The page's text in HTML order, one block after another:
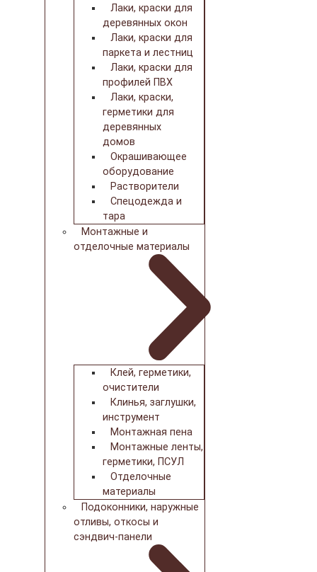
Лаки, краски для
деревянных окон
Лаки, краски для
паркета и лестниц
Лаки, краски для
профилей ПВХ
Лаки, краски,
герметики для
деревянных
домов
Окрашивающее
оборудование
Растворители
Спецодежда и
тара
Монтажные и
отделочные материалы
Клей, герметики,
очистители
Клинья, заглушки,
инструмент
Монтажная пена
Монтажные ленты,
герметики, ПСУЛ
Отделочные
материалы
Подоконники, наружные
отливы, откосы и
сэндвич-панели